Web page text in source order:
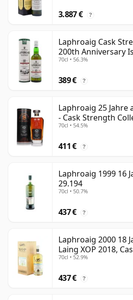
3.887 € ?
Laphroaig Cask
200th Anniversary
70cl • 56.3%
389 € ?
Laphroaig 25 Jahre
- Cask Strength
70cl • 54.5%
411 € ?
Laphroaig 1999 16
29.194
70cl • 50.7%
437 € ?
Laphroaig 2000 18
Laing XOP 2018,
70cl • 52.9%
437 € ?